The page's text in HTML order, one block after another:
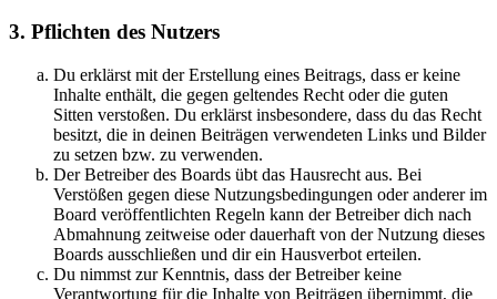
3. Pflichten des Nutzers
Du erklärst mit der Erstellung eines Beitrags, dass er keine
Inhalte enthält, die gegen geltendes Recht oder die guten
Sitten verstoßen. Du erklärst insbesondere, dass du das Recht
besitzt, die in deinen Beiträgen verwendeten Links und Bilder
zu setzen bzw. zu verwenden.
Der Betreiber des Boards übt das Hausrecht aus. Bei
Verstößen gegen diese Nutzungsbedingungen oder anderer im
Board veröffentlichten Regeln kann der Betreiber dich nach
Abmahnung zeitweise oder dauerhaft von der Nutzung dieses
Boards ausschließen und dir ein Hausverbot erteilen.
Du nimmst zur Kenntnis, dass der Betreiber keine
Verantwortung für die Inhalte von Beiträgen übernimmt, die